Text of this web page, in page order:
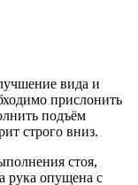
вида и
прислонить
подъём
строго вниз.
стоя,
рука опущена с